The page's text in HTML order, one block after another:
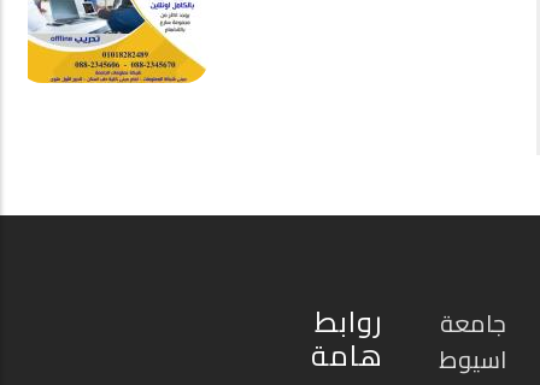
جامعة
اسيوط
روابط
هامة